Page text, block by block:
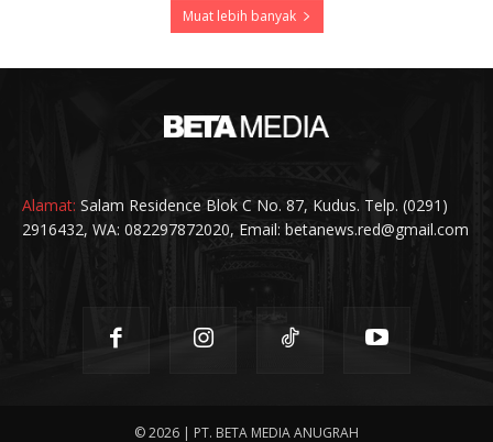
Muat lebih banyak
Alamat: Salam Residence Blok C No. 87, Kudus. Telp. (0291)
2916432, WA: 082297872020, Email: betanews.red@gmail.com
© 2026 | PT. BETA MEDIA ANUGRAH